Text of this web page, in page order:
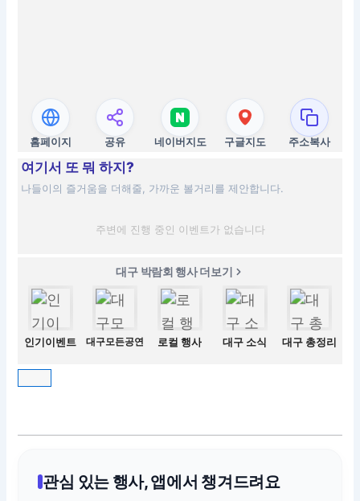
홈페이지 공유 네이버지도 구글지도 주소복사
여기서 또 뭐 하지?
나들이의 즐거움을 더해줄, 가까운 볼거리를 제안합니다.
주변에 진행 중인 이벤트가 없습니다
대구 박람회 행사 더보기
인기이벤트 대구모든공연 로컬 행사 대구 소식 대구 총정리
관심 있는 행사, 앱에서 챙겨드려요